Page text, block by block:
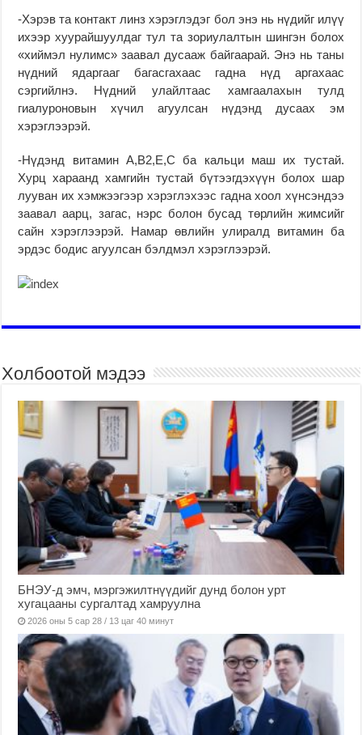
-Хэрэв та контакт линз хэрэглэдэг бол энэ нь нүдийг илүү
ихээр хуурайшуулдаг тул та зориулалтын шингэн болох
«хиймэл нулимс» заавал дусааж байгаарай. Энэ нь таны
нүдний ядаргааг багасгахаас гадна нүд аргахаас
сэргийлнэ. Нүдний улайлтаас хамгаалахын тулд
гиалуроновын хүчил агуулсан нүдэнд дусаах эм
хэрэглээрэй.
-Нүдэнд витамин А,В2,Е,С ба кальци маш их тустай.
Хурц хараанд хамгийн тустай бүтээгдэхүүн болох шар
лууван их хэмжээгээр хэрэглэхээс гадна хоол хүнсэндээ
заавал аарц, загас, нэрс болон бусад төрлийн жимсийг
сайн хэрэглээрэй. Намар өвлийн улиралд витамин ба
эрдэс бодис агуулсан бэлдмэл хэрэглээрэй.
Холбоотой мэдээ
БНЭУ-д эмч, мэргэжилтнүүдийг дунд болон урт
хугацааны сургалтад хамруулна
2026 оны 5 сар 28 / 13 цаг 40 минут